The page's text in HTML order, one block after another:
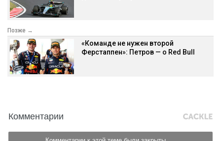
Позже →
«Команде не нужен второй
Ферстаппен»: Петров — о Red Bull
Комментарии